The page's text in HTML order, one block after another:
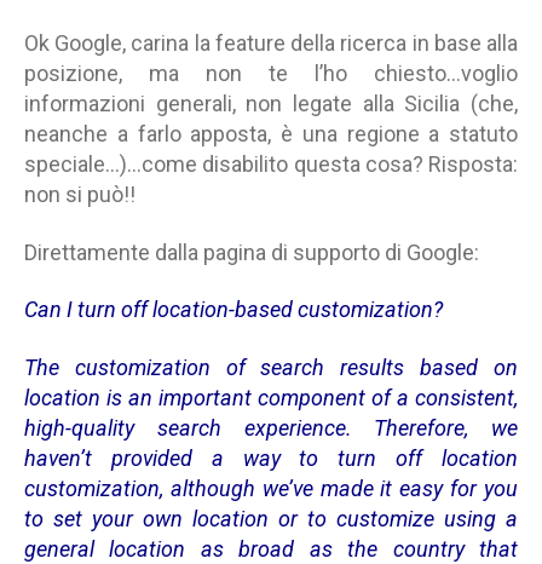
Ok Google, carina la feature della ricerca in base alla
posizione, ma non te l’ho chiesto…voglio
informazioni generali, non legate alla Sicilia (che,
neanche a farlo apposta, è una regione a statuto
speciale…)…come disabilito questa cosa? Risposta:
non si può!!
Direttamente dalla pagina di supporto di Google:
Can I turn off location-based customization?
The customization of search results based on
location is an important component of a consistent,
high-quality search experience. Therefore, we
haven’t provided a way to turn off location
customization, although we’ve made it easy for you
to set your own location or to customize using a
general location as broad as the country that